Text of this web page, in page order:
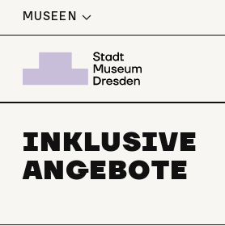
MUSEEN
INKLUSIVE
ANGEBOTE